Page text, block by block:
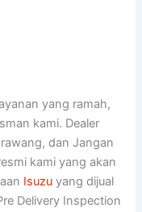
yang ramah,
kami. Dealer
dan Jangan
kami yang akan
Isuzu yang dijual
Delivery Inspection